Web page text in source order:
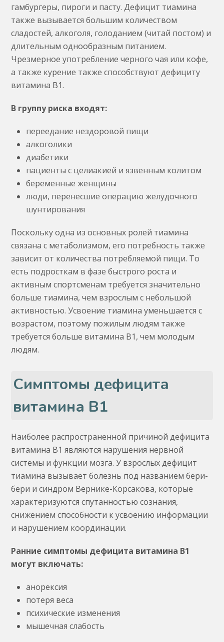
гамбургеры, пироги и пасту. Дефицит тиамина
также вызывается большим количеством
сладостей, алкоголя, голоданием (читай постом) и
длительным однообразным питанием.
Чрезмерное употребление черного чая или кофе,
а также курение также способствуют дефициту
витамина В1.
В группу риска входят:
переедание нездоровой пищи
алкоголики
диабетики
пациенты с целиакией и язвенным колитом
беременные женщины
люди, перенесшие операцию желудочного
шунтирования
Поскольку одна из основных ролей тиамина
связана с метаболизмом, его потребность также
зависит от количества потребляемой пищи. То
есть подросткам в фазе быстрого роста и
активным спортсменам требуется значительно
больше тиамина, чем взрослым с небольшой
активностью. Усвоение тиамина уменьшается с
возрастом, поэтому пожилым людям также
требуется больше витамина B1, чем молодым
людям.
Симптомы дефицита
витамина В1
Наиболее распространенной причиной дефицита
витамина B1 являются нарушения нервной
системы и функции мозга. У взрослых дефицит
тиамина вызывает болезнь под названием бери-
бери и синдром Вернике-Корсакова, которые
характеризуются спутанностью сознания,
снижением способности к усвоению информации
и нарушением координации.
Ранние симптомы дефицита витамина B1
могут включать:
анорексия
потеря веса
психические изменения
мышечная слабость